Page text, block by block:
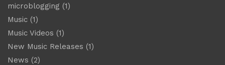
microblogging (1)
Music (1)
Music Videos (1)
New Music Releases (1)
News (2)